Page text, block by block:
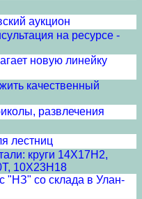
аукцион
на ресурсе -
новую линейку
качественный
развлечения
лестниц
круги 14Х17Н2,
10Х23Н18
"НЗ" со склада в Улан-